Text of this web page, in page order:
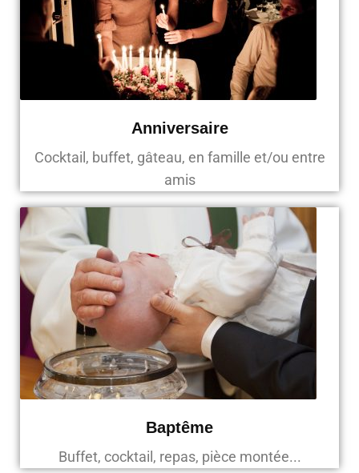
Anniversaire
Cocktail, buffet, gâteau, en famille et/ou entre
amis
Baptême
Buffet, cocktail, repas, pièce montée...